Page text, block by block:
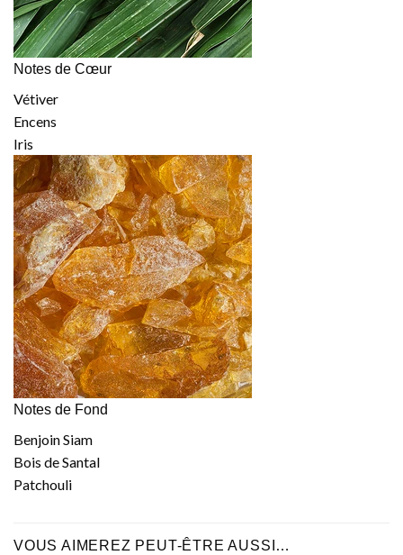
Notes de Cœur
Vétiver
Encens
Iris
Notes de Fond
Benjoin Siam
Bois de Santal
Patchouli
VOUS AIMEREZ PEUT-ÊTRE AUSSI…